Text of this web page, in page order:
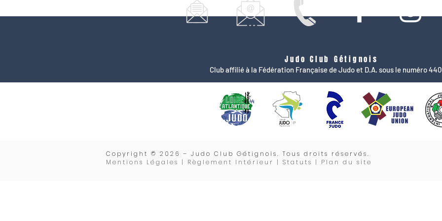
Judo Club Gétignois
Club affilié à la Fédération Française de Judo et D.A. sous le numéro
Copyrigh t © 2026 – Judo Club Gétignois. Tous droits réservés.
Mentions Légales | Règlement Intérieur | Statuts | Plan du site